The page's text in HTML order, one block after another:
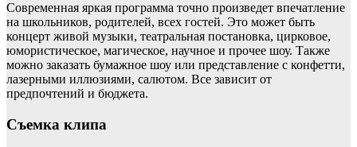
Современная яркая программа точно произведет впечатление
на школьников, родителей, всех гостей. Это может быть
концерт живой музыки, театральная постановка, цирковое,
юмористическое, магическое, научное и прочее шоу. Также
можно заказать бумажное шоу или представление с конфетти,
лазерными иллюзиями, салютом. Все зависит от
предпочтений и бюджета.
Съемка клипа